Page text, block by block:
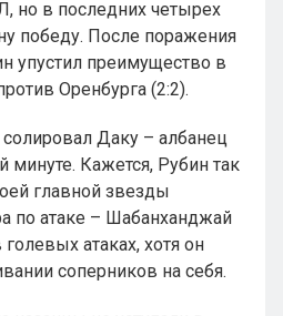
но в последних четырех
победу. После поражения
упустил преимущество в
Оренбурга (2:2).
Даку – албанец
Кажется, Рубин так
главной звезды
по атаке – Шабанханджай
атаках, хотя он
соперников на себя.